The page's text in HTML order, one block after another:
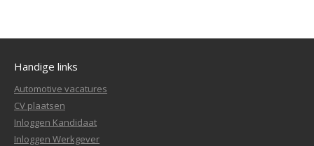
Handige links
Automotive vacatures
CV plaatsen
Inloggen Kandidaat
Inloggen Werkgever